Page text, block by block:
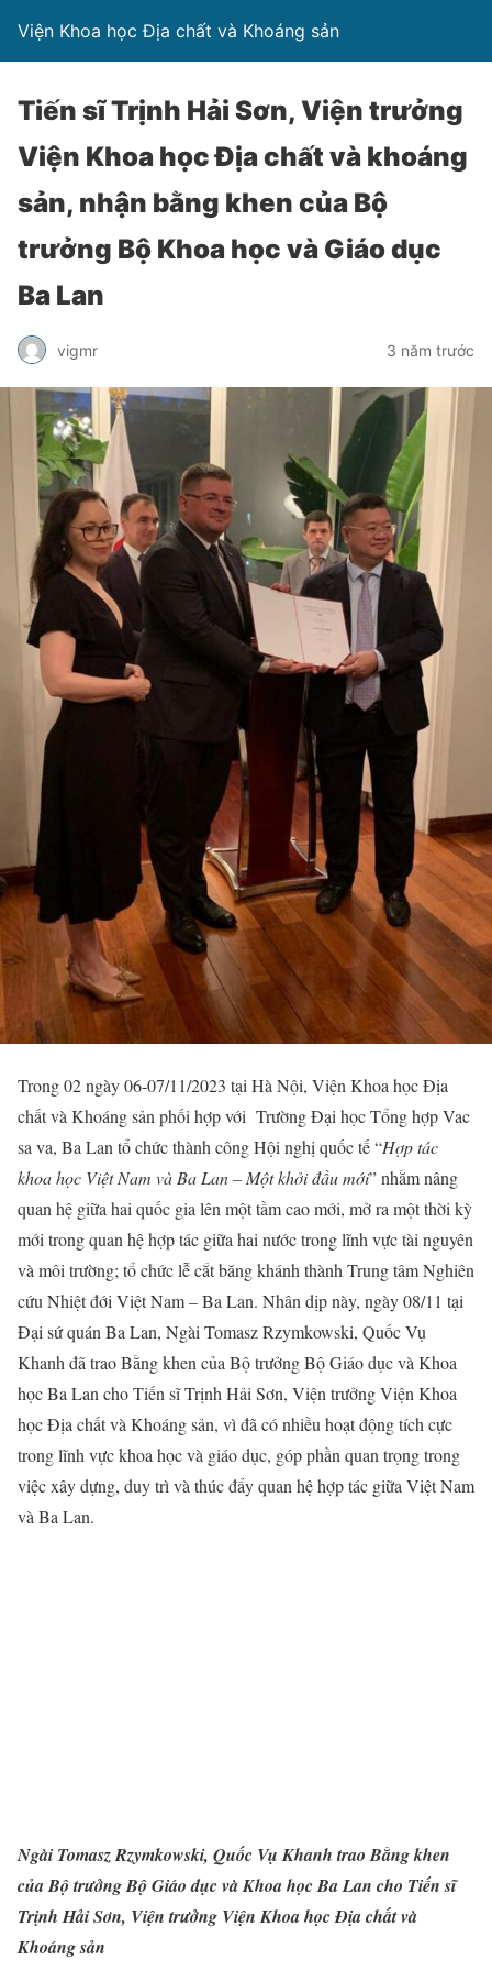
Viện Khoa học Địa chất và Khoáng sản
Tiến sĩ Trịnh Hải Sơn, Viện trưởng
Viện Khoa học Địa chất và khoáng
sản, nhận bằng khen của Bộ
trưởng Bộ Khoa học và Giáo dục
Ba Lan
vigmr 3 năm trước
Trong 02 ngày 06-07/11/2023 tại Hà Nội, Viện Khoa học Địa
chất và Khoáng sản phối hợp với Trường Đại học Tổng hợp Vac
sa va, Ba Lan tổ chức thành công Hội nghị quốc tế “Hợp tác
khoa học Việt Nam và Ba Lan – Một khởi đầu mới” nhằm nâng
quan hệ giữa hai quốc gia lên một tầm cao mới, mở ra một thời kỳ
mới trong quan hệ hợp tác giữa hai nước trong lĩnh vực tài nguyên
và môi trường; tổ chức lễ cắt băng khánh thành Trung tâm Nghiên
cứu Nhiệt đới Việt Nam – Ba Lan. Nhân dịp này, ngày 08/11 tại
Đại sứ quán Ba Lan, Ngài Tomasz Rzymkowski, Quốc Vụ
Khanh đã trao Bằng khen của Bộ trưởng Bộ Giáo dục và Khoa
học Ba Lan cho Tiến sĩ Trịnh Hải Sơn, Viện trưởng Viện Khoa
học Địa chất và Khoáng sản, vì đã có nhiều hoạt động tích cực
trong lĩnh vực khoa học và giáo dục, góp phần quan trọng trong
việc xây dựng, duy trì và thúc đẩy quan hệ hợp tác giữa Việt Nam
và Ba Lan.
Ngài Tomasz Rzymkowski, Quốc Vụ Khanh trao Bằng khen
của Bộ trưởng Bộ Giáo dục và Khoa học Ba Lan cho Tiến sĩ
Trịnh Hải Sơn, Viện trưởng Viện Khoa học Địa chất và
Khoáng sản